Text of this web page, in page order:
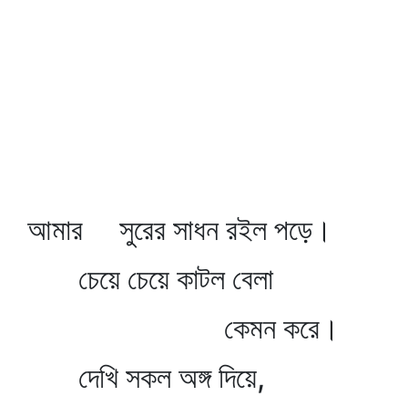
আমার সুরের সাধন রইল পড়ে।
চেয়ে চেয়ে কাটল বেলা
কেমন করে।
দেখি সকল অঙ্গ দিয়ে,